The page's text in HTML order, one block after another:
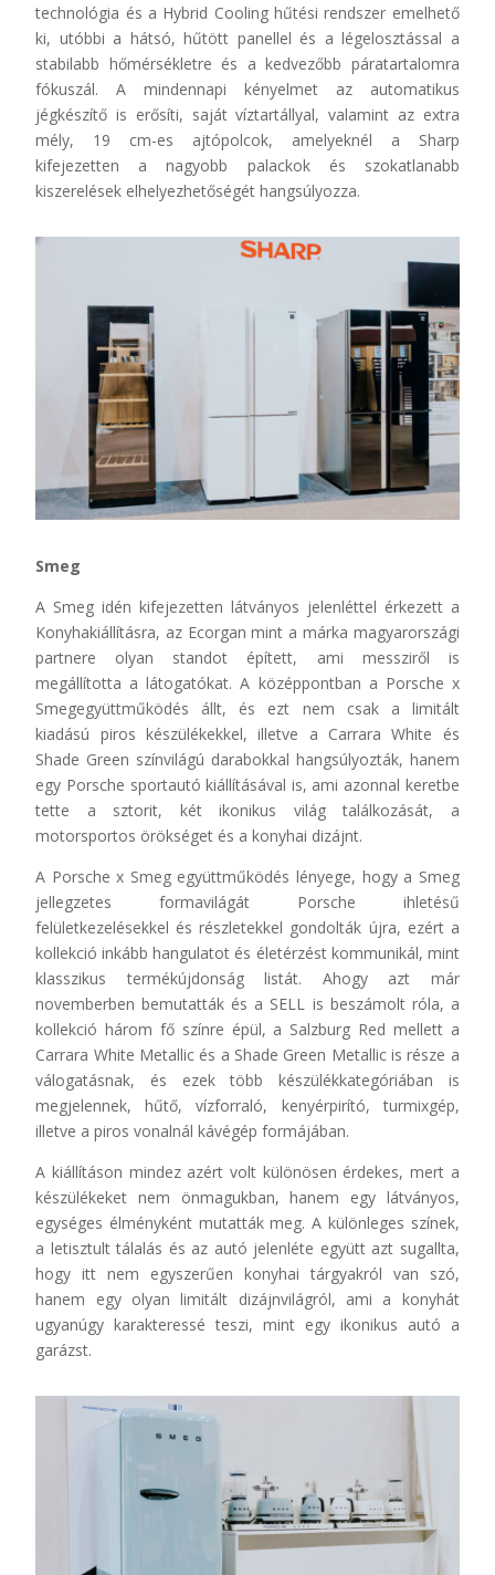
technológia és a Hybrid Cooling hűtési rendszer emelhető
ki, utóbbi a hátsó, hűtött panellel és a légelosztással a
stabilabb hőmérsékletre és a kedvezőbb páratartalomra
fókuszál. A mindennapi kényelmet az automatikus
jégkészítő is erősíti, saját víztartállyal, valamint az extra
mély, 19 cm-es ajtópolcok, amelyeknél a Sharp
kifejezetten a nagyobb palackok és szokatlanabb
kiszerelések elhelyezhetőségét hangsúlyozza.
Smeg
A Smeg idén kifejezetten látványos jelenléttel érkezett a
Konyhakiállításra, az Ecorgan mint a márka magyarországi
partnere olyan standot épített, ami messziről is
megállította a látogatókat. A középpontban a Porsche x
Smegegyüttműködés állt, és ezt nem csak a limitált
kiadású piros készülékekkel, illetve a Carrara White és
Shade Green színvilágú darabokkal hangsúlyozták, hanem
egy Porsche sportautó kiállításával is, ami azonnal keretbe
tette a sztorit, két ikonikus világ találkozását, a
motorsportos örökséget és a konyhai dizájnt.
A Porsche x Smeg együttműködés lényege, hogy a Smeg
jellegzetes formavilágát Porsche ihletésű
felületkezelésekkel és részletekkel gondolták újra, ezért a
kollekció inkább hangulatot és életérzést kommunikál, mint
klasszikus termékújdonság listát. Ahogy azt már
novemberben bemutatták és a SELL is beszámolt róla, a
kollekció három fő színre épül, a Salzburg Red mellett a
Carrara White Metallic és a Shade Green Metallic is része a
válogatásnak, és ezek több készülékkategóriában is
megjelennek, hűtő, vízforraló, kenyérpirító, turmixgép,
illetve a piros vonalnál kávégép formájában.
A kiállításon mindez azért volt különösen érdekes, mert a
készülékeket nem önmagukban, hanem egy látványos,
egységes élményként mutatták meg. A különleges színek,
a letisztult tálalás és az autó jelenléte együtt azt sugallta,
hogy itt nem egyszerűen konyhai tárgyakról van szó,
hanem egy olyan limitált dizájnvilágról, ami a konyhát
ugyanúgy karakteressé teszi, mint egy ikonikus autó a
garázst.